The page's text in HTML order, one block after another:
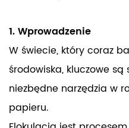
1. Wprowadzenie
W świecie, który coraz
środowiska, kluczowe
niezbędne narzędzia w
papieru.